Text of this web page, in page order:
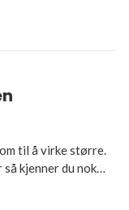
til å virke større.
kjenner du nok…